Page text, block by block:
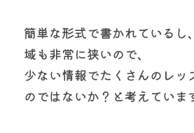
簡単な形式で書かれているし
域も非常に狭いので、
少ない情報でたくさんのレッ
のではないか？と考えていま